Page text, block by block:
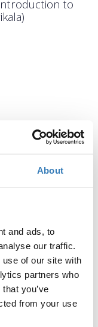
About
and ads, to
our traffic.
of our site with
partners who
you’ve
from your use
to
λήξει.
σε δύο
και